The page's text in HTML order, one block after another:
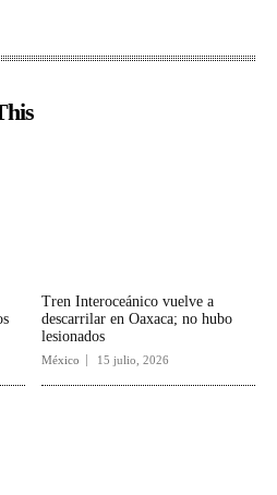
Tren Interoceánico vuelve a
descarrilar en Oaxaca; no hubo
lesionados
México 15 julio, 2026